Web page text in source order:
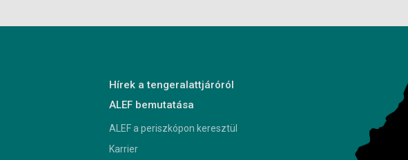
Hírek a tengeralattjáróról
ALEF bemutatása
ALEF a periszkópon keresztül
Karrier